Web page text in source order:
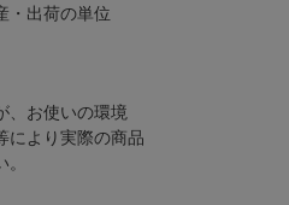
・出荷の単位
、お使いの環境
により実際の商品